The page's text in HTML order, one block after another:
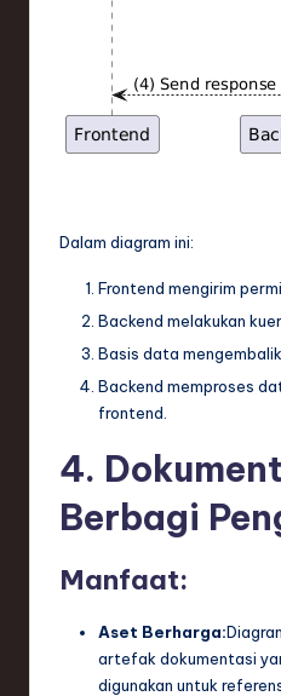
Dalam diagram ini:
Frontend mengirim
Backend melakukan
Basis data
Backend memproses
frontend.
4.
Berbagi
Manfaat:
Aset Berharga:
artefak dokumentasi
digunakan untuk